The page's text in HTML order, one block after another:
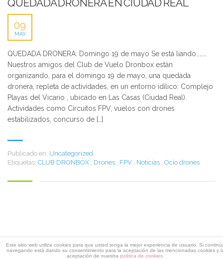
QUEDADA DRONERA EN CIUDAD REAL
09
MAY
QUEDADA DRONERA: Domingo 19 de mayo Se está liando………
Nuestros amigos del Club de Vuelo Dronbox están
organizando, para el domingo 19 de mayo, una quedada
dronera, repleta de actividades, en un entorno idílico: Complejo
Playas del Vicario , ubicado en Las Casas (Ciudad Real).
Actividades como Circuitos FPV, vuelos con drones
estabilizados, concurso de […]
Publicado en: Uncategorized
Etiquetas: CLUB DRONBOX , Drones , FPV , Noticias , Ocio drones
Este sitio web utiliza cookies para que usted tenga la mejor experiencia de usuario. Si
navegando está dando su consentimiento para la aceptación de las mencionadas cookies y
aceptación de nuestra política de cookies.
Descarga dossier Edificaciones
Rellena este formulario y recibirás un email con el enlace de